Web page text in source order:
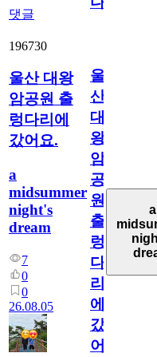
댓글
196730
울산 대왕
암공원 출
렁다리에
갔어요.
a
midsummer
night's
dream
7
0
0
26.08.05
울
산
대
왕
암
공
원
출
렁
다
리
에
갔
어
a